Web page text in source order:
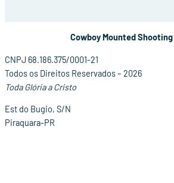
Cowboy Mounted
CNPJ 68.186.375/0001-21
Todos os Direitos Reservados – 2026
Toda Glória a Cristo
Est do Bugio, S/N
Piraquara-PR